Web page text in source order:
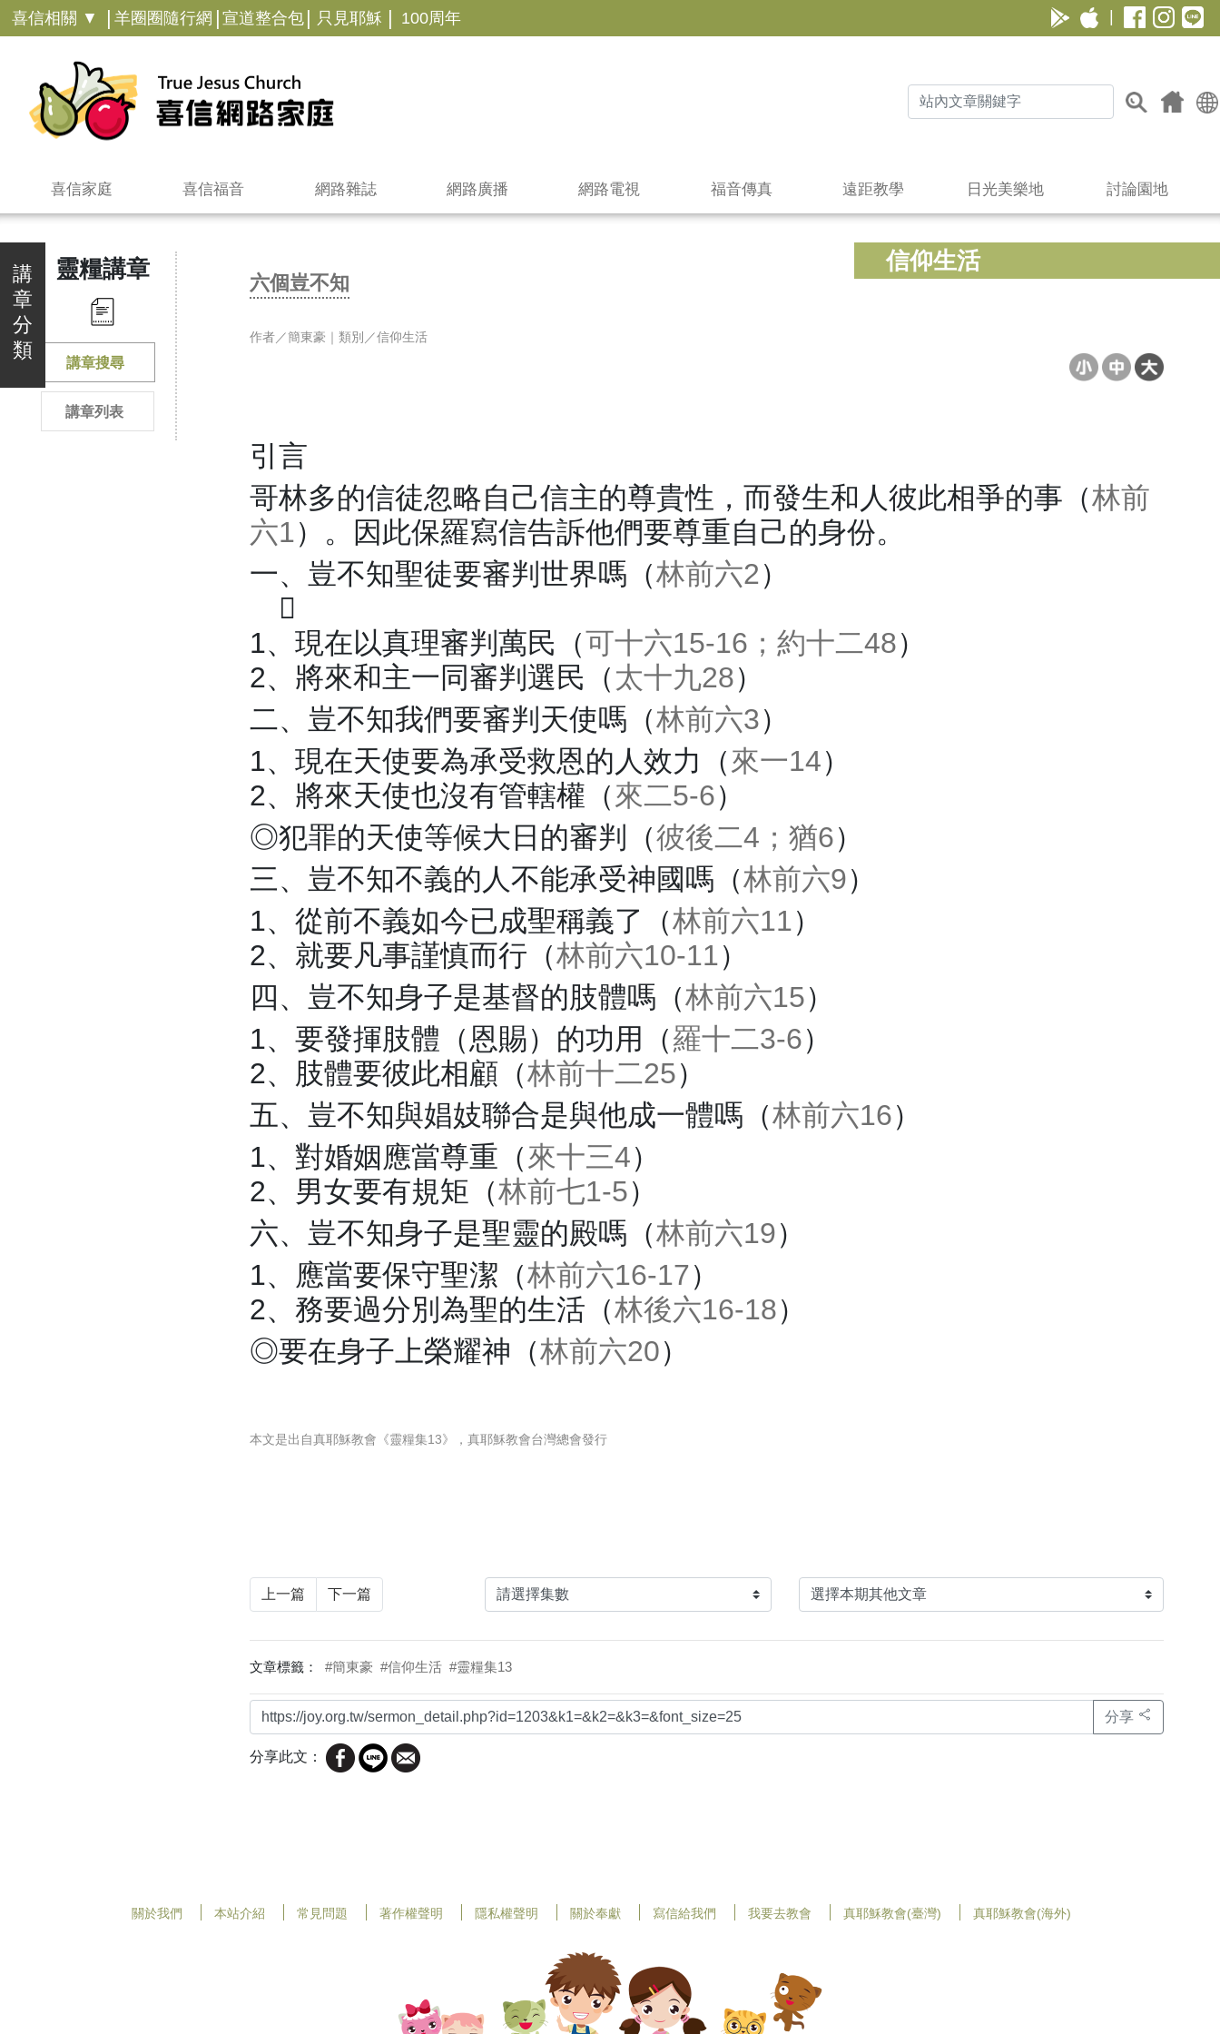
喜信相關 ▼ | 羊圈圈隨行網 | 宣道整合包 | 只見耶穌 | 100周年
喜信家庭 喜信福音 網路雜誌 網路廣播 網路電視 福音傳真 遠距教學 日光美樂地 討論園地
信仰生活
講
章
分
類
靈糧講章
講章搜尋
講章列表
六個豈不知
作者／簡東豪｜類別／信仰生活
引言
哥林多的信徒忽略自己信主的尊貴性，而發生和人彼此相爭的事（林前
六1）。因此保羅寫信告訴他們要尊重自己的身份。
一、豈不知聖徒要審判世界嗎（林前六2）

1、現在以真理審判萬民（可十六15-16；約十二48）
2、將來和主一同審判選民（太十九28）
二、豈不知我們要審判天使嗎（林前六3）
1、現在天使要為承受救恩的人效力（來一14）
2、將來天使也沒有管轄權（來二5-6）
◎犯罪的天使等候大日的審判（彼後二4；猶6）
三、豈不知不義的人不能承受神國嗎（林前六9）
1、從前不義如今已成聖稱義了（林前六11）
2、就要凡事謹慎而行（林前六10-11）
四、豈不知身子是基督的肢體嗎（林前六15）
1、要發揮肢體（恩賜）的功用（羅十二3-6）
2、肢體要彼此相顧（林前十二25）
五、豈不知與娼妓聯合是與他成一體嗎（林前六16）
1、對婚姻應當尊重（來十三4）
2、男女要有規矩（林前七1-5）
六、豈不知身子是聖靈的殿嗎（林前六19）
1、應當要保守聖潔（林前六16-17）
2、務要過分別為聖的生活（林後六16-18）
◎要在身子上榮耀神（林前六20）
本文是出自真耶穌教會《靈糧集13》，真耶穌教會台灣總會發行
上一篇 下一篇
文章標籤：#簡東豪#信仰生活#靈糧集13
分享
分享此文：
關於我們 本站介紹 常見問題 著作權聲明 隱私權聲明 關於奉獻 寫信給我們 我要去教會 真耶穌教會(臺灣) 真耶穌教會(海外)